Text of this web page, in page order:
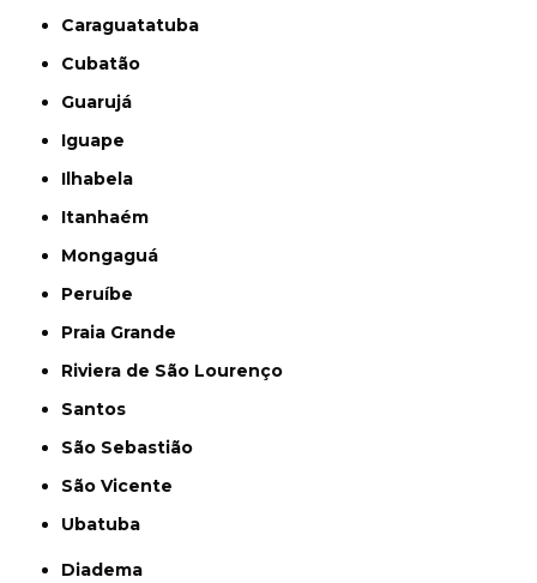
Caraguatatuba
Cubatão
Guarujá
Iguape
Ilhabela
Itanhaém
Mongaguá
Peruíbe
Praia Grande
Riviera de São Lourenço
Santos
São Sebastião
São Vicente
Ubatuba
Diadema